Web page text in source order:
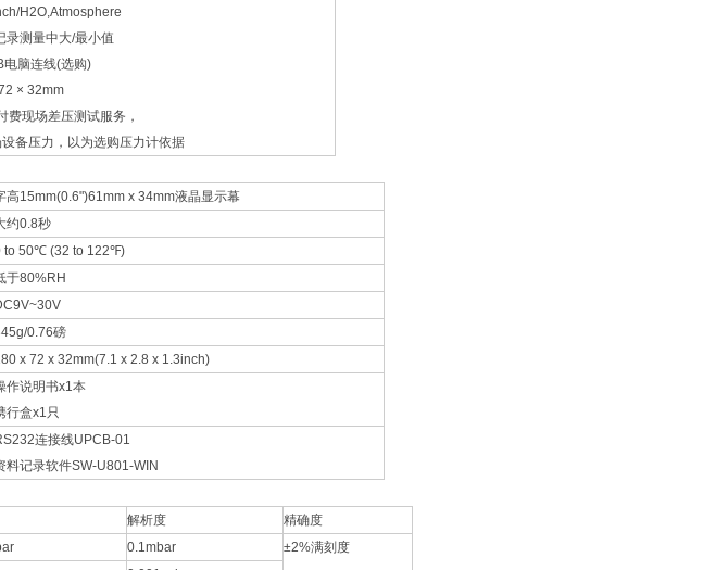
H2O,Atmosphere
录测量中大/最小值
脑连线(选购)
× 32mm
现场差压测试服务，
备压力，以为选购压力计依据
高15mm(0.6")61mm x 34mm液晶显示幕
约0.8秒
to 50℃ (32 to 122℉)
于80%RH
0.76磅
x 72 x 32mm(7.1 x 2.8 x 1.3inch)
作说明书x1本
行盒x1只
连接线UPCB-01
料记录软件SW-U801-WIN
解析度
精确度
0.1mbar
±2%满刻度